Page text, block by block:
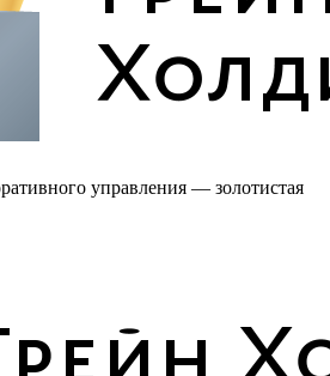
управления — золотистая